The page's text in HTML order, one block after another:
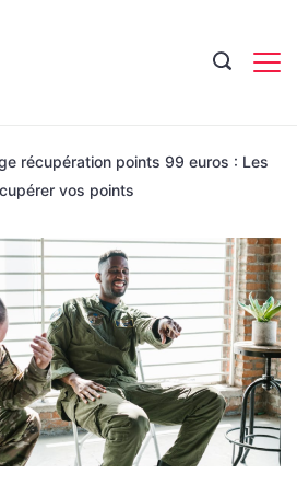
récupération points 99 euros : Les
vos points